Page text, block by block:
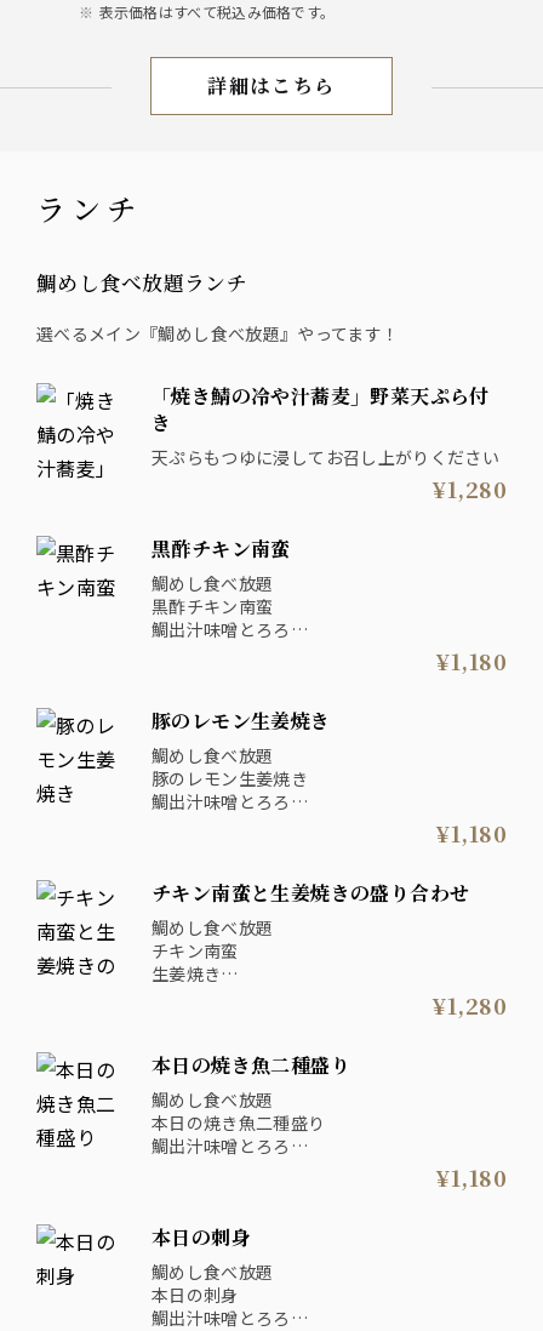
表示価格はすべて税込み価格です。
ビール・ドリンク
詳細はこちら
ランチ
鯛めし食べ放題ランチ
選べるメイン『鯛めし食べ放題』やってます！
「焼き鯖の冷や汁蕎麦」野菜天ぷら付
き
天ぷらもつゆに浸してお召し上がりください
¥1,280
黒酢チキン南蛮
鯛めし食べ放題
黒酢チキン南蛮
鯛出汁味噌とろろ
¥1,180
豚のレモン生姜焼き
鯛めし食べ放題
豚のレモン生姜焼き
鯛出汁味噌とろろ
¥1,180
チキン南蛮と生姜焼きの盛り合わせ
鯛めし食べ放題
チキン南蛮
生姜焼き
¥1,280
本日の焼き魚二種盛り
鯛めし食べ放題
本日の焼き魚二種盛り
鯛出汁味噌とろろ
¥1,180
本日の刺身
鯛めし食べ放題
本日の刺身
鯛出汁味噌とろろ